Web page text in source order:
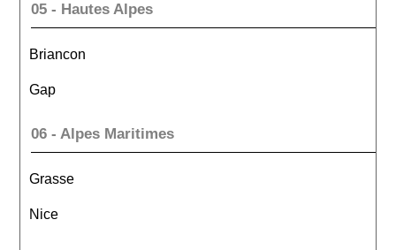
05 - Hautes Alpes
Briancon
Gap
06 - Alpes Maritimes
Grasse
Nice